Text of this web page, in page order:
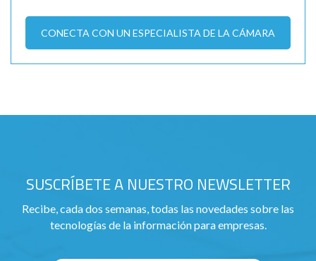
CONECTA CON UN ESPECIALISTA DE LA CÁMARA
SUSCRÍBETE A NUESTRO NEWSLETTER
Recibe, cada dos semanas, todas las novedades sobre las
tecnologías de la información para empresas.